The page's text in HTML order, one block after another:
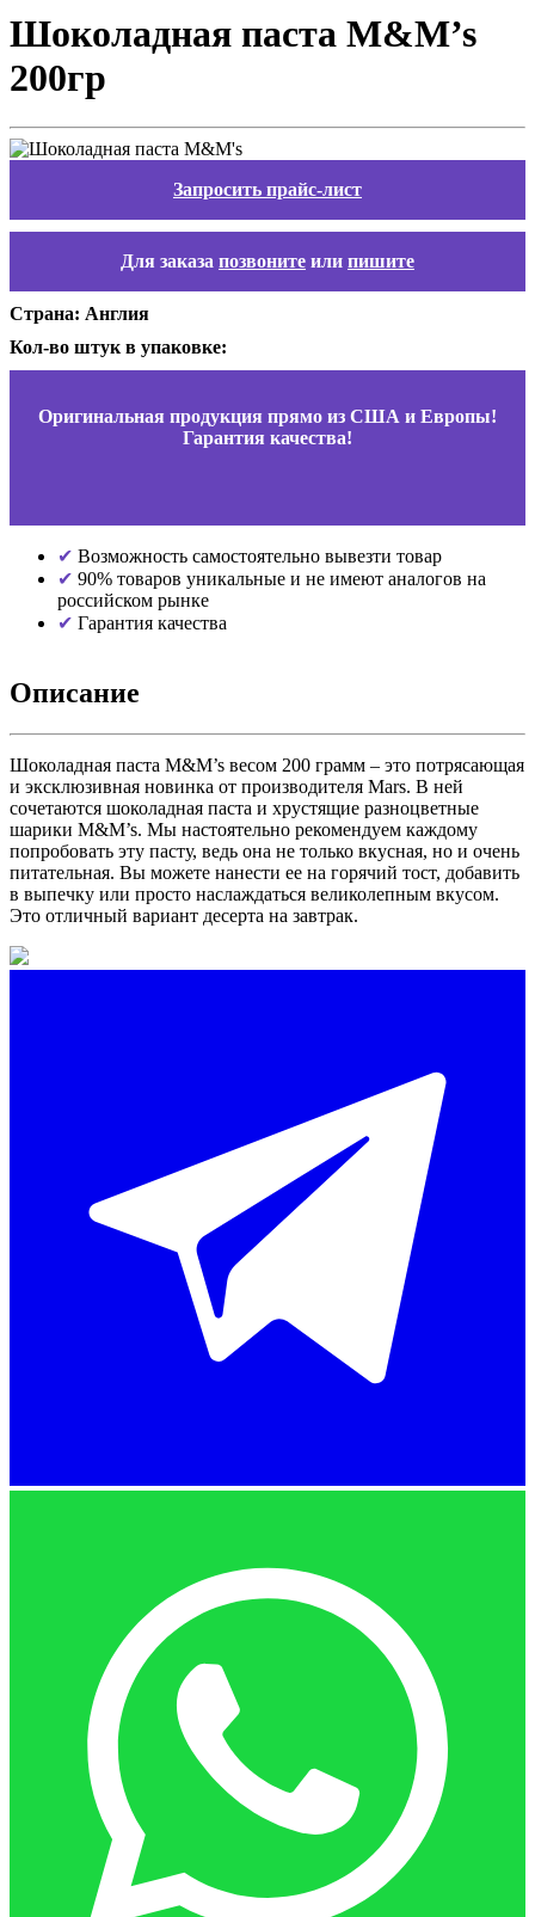
Шоколадная паста M&M’s
200гр
Запросить прайс-лист
Для заказа позвоните или пишите
Страна: Англия
Кол-во штук в упаковке:
Оригинальная продукция прямо из США и Европы!
Гарантия качества!
Возможность самостоятельно вывезти товар
90% товаров уникальные и не имеют аналогов на
российском рынке
Гарантия качества
Описание
Шоколадная паста M&M’s весом 200 грамм – это потрясающая
и эксклюзивная новинка от производителя Mars. В ней
сочетаются шоколадная паста и хрустящие разноцветные
шарики M&M’s. Мы настоятельно рекомендуем каждому
попробовать эту пасту, ведь она не только вкусная, но и очень
питательная. Вы можете нанести ее на горячий тост, добавить
в выпечку или просто наслаждаться великолепным вкусом.
Это отличный вариант десерта на завтрак.